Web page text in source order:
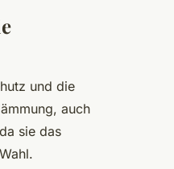
und die
auch
sie das